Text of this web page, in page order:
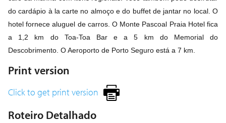
do cardápio à la carte no almoço e do buffet de jantar no local. O
hotel fornece aluguel de carros. O Monte Pascoal Praia Hotel fica
a 1,2 km do Toa-Toa Bar e a 5 km do Memorial do
Descobrimento. O Aeroporto de Porto Seguro está a 7 km.
Print version
Click to get print version
Roteiro Detalhado